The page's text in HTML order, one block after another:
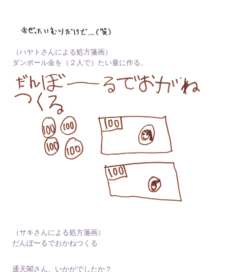
（ハヤトさんによる処方箋画）
ダンボール金を（２人で）たい量に作る。
（サキさんによる処方箋画）
だんぼーるでおかねつくる
通天閣さん、いかがでしたか？